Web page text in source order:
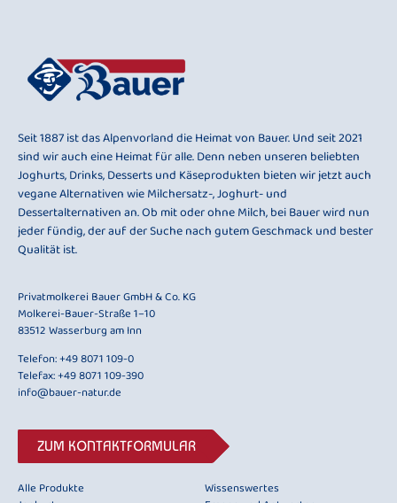
Seit 1887 ist das Alpenvorland die Heimat von Bauer. Und seit 2021
sind wir auch eine Heimat für alle. Denn neben unseren beliebten
Joghurts, Drinks, Desserts und Käseprodukten bieten wir jetzt auch
vegane Alternativen wie Milchersatz-, Joghurt- und
Dessertalternativen an. Ob mit oder ohne Milch, bei Bauer wird nun
jeder fündig, der auf der Suche nach gutem Geschmack und bester
Qualität ist.
Privatmolkerei Bauer GmbH & Co. KG
Molkerei-Bauer-Straße 1–10
83512 Wasserburg am Inn
Telefon:+49 8071 109-0
Telefax: +49 8071 109-390
info@bauer-natur.de
ZUM KONTAKTFORMULAR
Alle Produkte
Wissenswertes